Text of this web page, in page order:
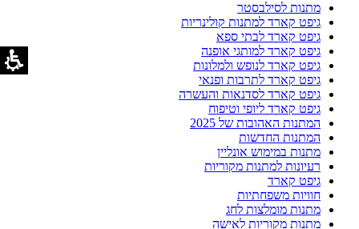
מתנות לסילבסטר
גיפט קארד למתנות קולינריות
גיפט קארד לבתי ספא
גיפט קארד למותגי אופנה
גיפט קארד לנופש ולמלונות
גיפט קארד לתרבות ופנאי
גיפט קארד לסדנאות והעשרה
גיפט קארד ליופי וטיפוח
המתנות האהובות של 2025
המתנות החדשות
מתנות במימוש אונליין
רעיונות למתנות מקוריות
גיפט קארד
חוויות משפחתיות
מתנות מומלצות לחג
מתנות מקוריות לאישה